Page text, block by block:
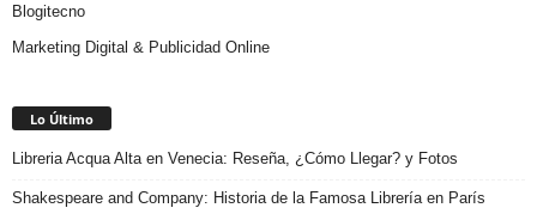
Blogitecno
Marketing Digital & Publicidad Online
Lo Último
Libreria Acqua Alta en Venecia: Reseña, ¿Cómo Llegar? y Fotos
Shakespeare and Company: Historia de la Famosa Librería en París